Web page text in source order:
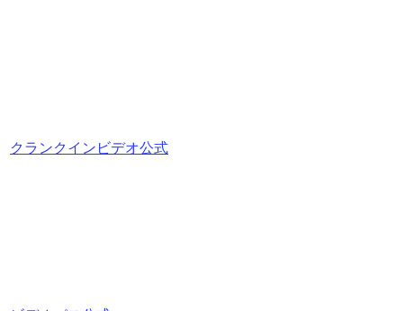
クランクインビデオ公式